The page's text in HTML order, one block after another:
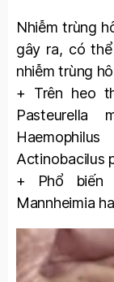
Nhiễm trùng
gây ra, có
nhiễm trùng
+ Trên heo
Pasteurella
Actinobacilus
+ Phổ biến
Mannheimia